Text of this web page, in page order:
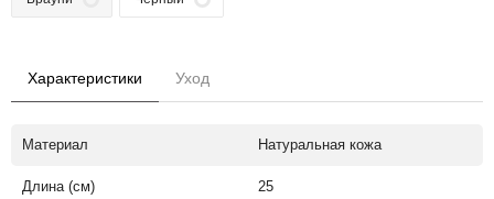
Характеристики Уход
Материал Натуральная кожа
Длина (см) 25